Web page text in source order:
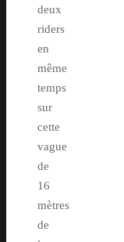
deux
riders
en
même
temps
sur
cette
vague
de
16
mètres
de